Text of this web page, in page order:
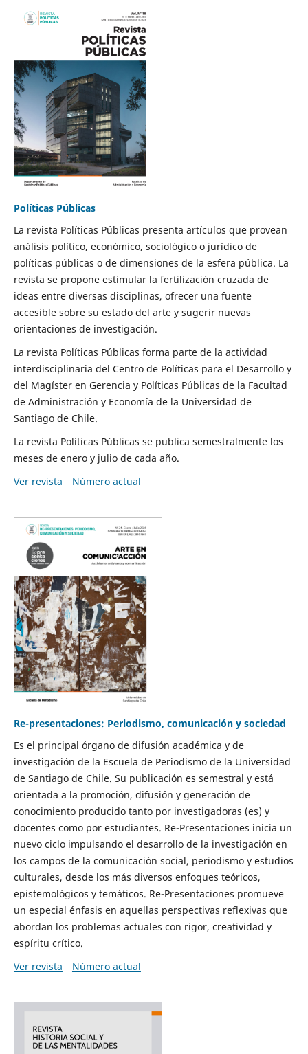
Políticas Públicas
La revista Políticas Públicas presenta artículos que provean
análisis político, económico, sociológico o jurídico de
políticas públicas o de dimensiones de la esfera pública. La
revista se propone estimular la fertilización cruzada de
ideas entre diversas disciplinas, ofrecer una fuente
accesible sobre su estado del arte y sugerir nuevas
orientaciones de investigación.
La revista Políticas Públicas forma parte de la actividad
interdisciplinaria del Centro de Políticas para el Desarrollo y
del Magíster en Gerencia y Políticas Públicas de la Facultad
de Administración y Economía de la Universidad de
Santiago de Chile.
La revista Políticas Públicas se publica semestralmente los
meses de enero y julio de cada año.
Ver revista
Número actual
Re-presentaciones: Periodismo, comunicación y sociedad
Es el principal órgano de difusión académica y de
investigación de la Escuela de Periodismo de la Universidad
de Santiago de Chile. Su publicación es semestral y está
orientada a la promoción, difusión y generación de
conocimiento producido tanto por investigadoras (es) y
docentes como por estudiantes. Re-Presentaciones inicia un
nuevo ciclo impulsando el desarrollo de la investigación en
los campos de la comunicación social, periodismo y estudios
culturales, desde los más diversos enfoques teóricos,
epistemológicos y temáticos. Re-Presentaciones promueve
un especial énfasis en aquellas perspectivas reflexivas que
abordan los problemas actuales con rigor, creatividad y
espíritu crítico.
Ver revista
Número actual